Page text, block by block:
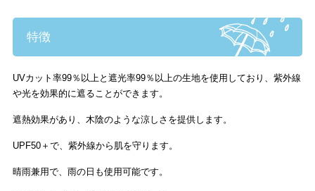
特徴
UVカット率99％以上と遮光率99％以上の生地を使用しており、紫外線
や光を効果的に遮ることができます。
遮熱効果があり、木陰のような涼しさを提供します。
UPF50＋で、紫外線から肌を守ります。
晴雨兼用で、雨の日も使用可能です。